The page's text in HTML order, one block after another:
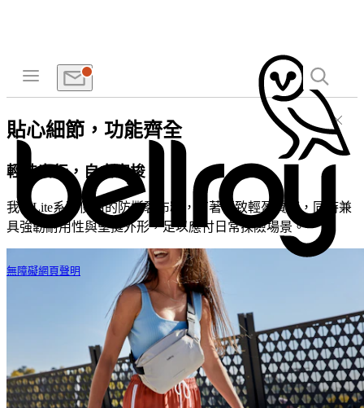
無障礙網頁聲明
貼心細節，功能齊全
輕裝出行，自由穿梭
我們Lite系列使用的防撕裂布料，有著極致輕盈質感，同時兼
具強韌耐用性與堅挺外形，足以應付日常探險場景。